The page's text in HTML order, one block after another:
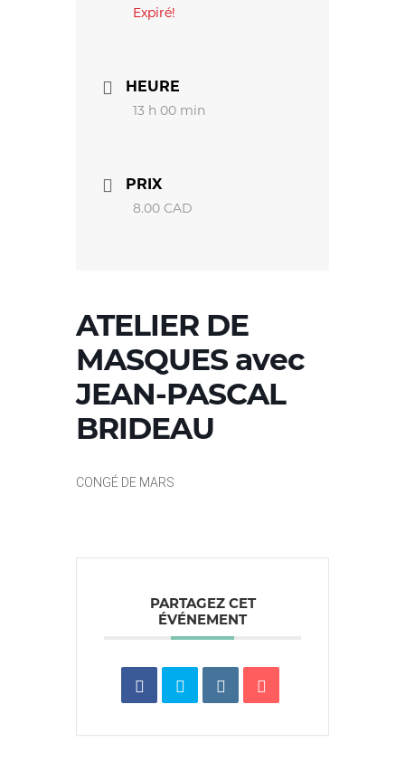
Expiré!
HEURE
13 h 00 min
PRIX
8.00 CAD
ATELIER DE
MASQUES avec
JEAN-PASCAL
BRIDEAU
CONGÉ DE MARS
PARTAGEZ CET
ÉVÉNEMENT